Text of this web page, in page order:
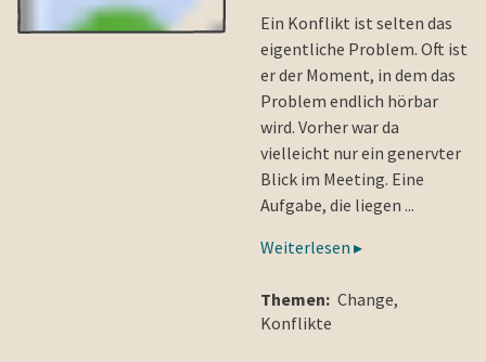
Ein Konflikt ist selten das
eigentliche Problem. Oft ist
er der Moment, in dem das
Problem endlich hörbar
wird. Vorher war da
vielleicht nur ein genervter
Blick im Meeting. Eine
Aufgabe, die liegen ...
Weiterlesen ▸
Themen: Change,
Konflikte